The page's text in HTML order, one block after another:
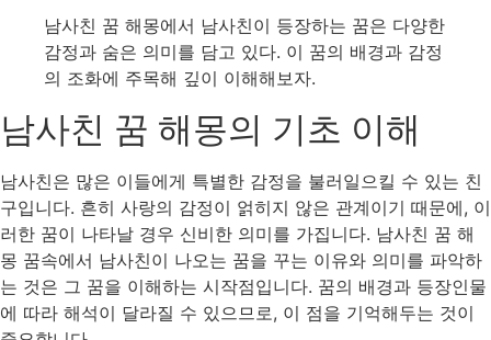
남사친 꿈 해몽에서 남사친이 등장하는 꿈은 다양한
감정과 숨은 의미를 담고 있다. 이 꿈의 배경과 감정
의 조화에 주목해 깊이 이해해보자.
남사친 꿈 해몽의 기초 이해
남사친은 많은 이들에게 특별한 감정을 불러일으킬 수 있는 친
구입니다. 흔히 사랑의 감정이 얽히지 않은 관계이기 때문에, 이
러한 꿈이 나타날 경우 신비한 의미를 가집니다. 남사친 꿈 해
몽 꿈속에서 남사친이 나오는 꿈을 꾸는 이유와 의미를 파악하
는 것은 그 꿈을 이해하는 시작점입니다. 꿈의 배경과 등장인물
에 따라 해석이 달라질 수 있으므로, 이 점을 기억해두는 것이